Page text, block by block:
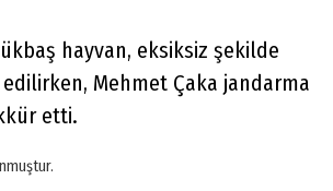
hayvan, eksiksiz şekilde
Mehmet Çaka jandarma
etti.